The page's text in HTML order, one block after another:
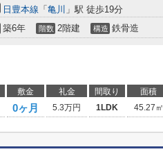
日豊本線 「 亀川 」駅 徒歩19分
築6年 階数 2階建 構造 鉄骨造
敷金 礼金 間取り 面積
0ヶ月 5.3万円 1LDK 45.27㎡